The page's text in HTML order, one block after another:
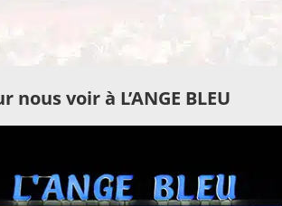
nous voir à L’ANGE BLEU